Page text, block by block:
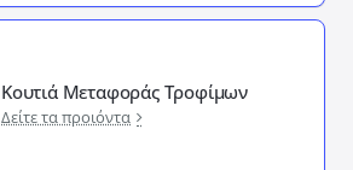
Κουτιά Μεταφοράς Τροφίμων
Δείτε τα προιόντα